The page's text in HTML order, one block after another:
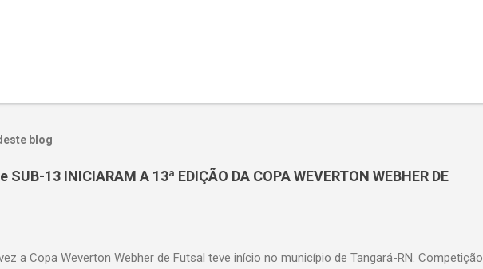
blog
SUB-13 INICIARAM A 13ª EDIÇÃO DA COPA WEVERTON WEBHER DE
a Copa Weverton Webher de Futsal teve início no município de Tangará-RN. Competição